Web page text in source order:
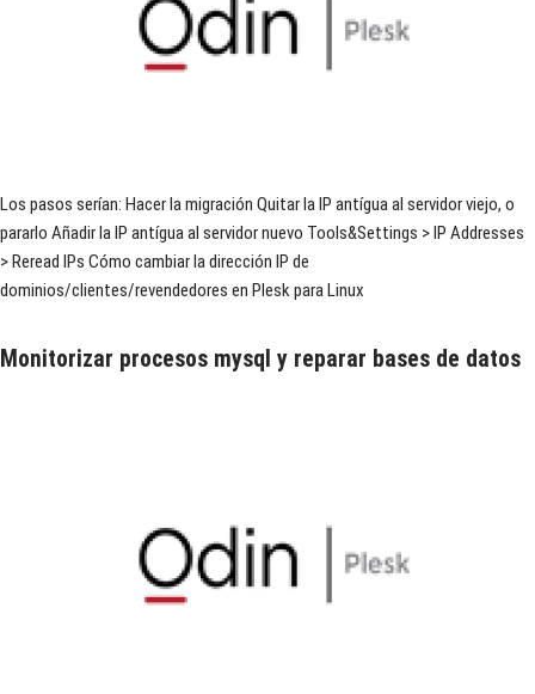
Los pasos serían: Hacer la migración Quitar la IP antígua al servidor viejo, o
pararlo Añadir la IP antígua al servidor nuevo Tools&Settings > IP Addresses
> Reread IPs Cómo cambiar la dirección IP de
dominios/clientes/revendedores en Plesk para Linux
Monitorizar procesos mysql y reparar bases de datos